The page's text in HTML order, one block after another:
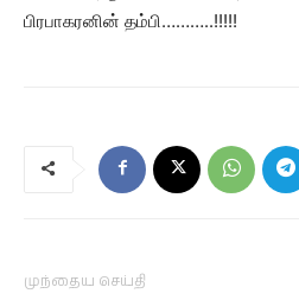
பிரபாகரனின் தம்பி………..!!!!!
முந்தைய செய்தி